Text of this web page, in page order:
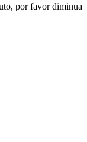
por favor diminua